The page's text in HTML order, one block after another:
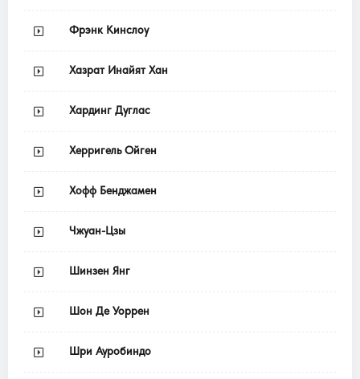
Фрэнк Кинслоу
Хазрат Инайят Хан
Хардинг Дуглас
Херригель Ойген
Хофф Бенджамен
Чжуан-Цзы
Шинзен Янг
Шон Де Уоррен
Шри Ауробиндо